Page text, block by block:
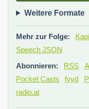
Weitere Formate
Mehr zur Folge:
Speech JSON
Abonnieren:
RSS
Pocket Casts
fyyd
radio.at